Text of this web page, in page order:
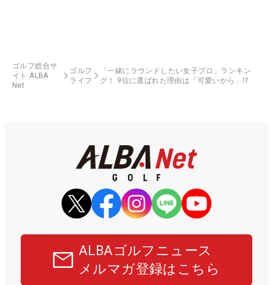
ゴルフ総合サ
イト ALBA
Net
ゴルフ
ライフ
「一緒にラウンドしたい女子プロ」ランキン
グ！ 9位に選ばれた理由は「可愛いから」⁉
ALBAゴルフニュース
メルマガ登録はこちら